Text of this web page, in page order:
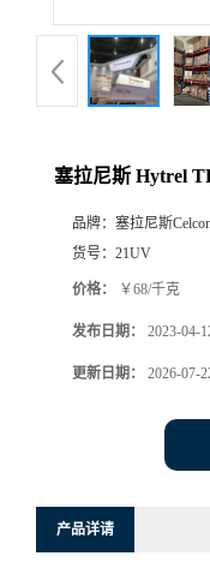
品
厅
系
塞拉尼斯 Hytrel
品牌： 塞拉尼斯
货号： 21UV
价格： ￥68/千克
发布日期： 2023-04-
更新日期： 2026-07-
产品详请